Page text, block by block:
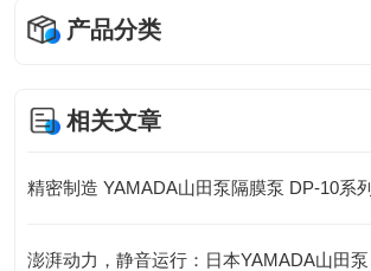
产品分类
相关文章
精密制造 YAMADA山田泵隔膜泵 DP-10系列
澎湃动力，静音运行：日本YAMADA山田泵